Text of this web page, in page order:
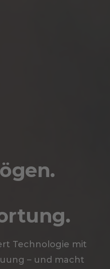
Technologie mit
– und macht